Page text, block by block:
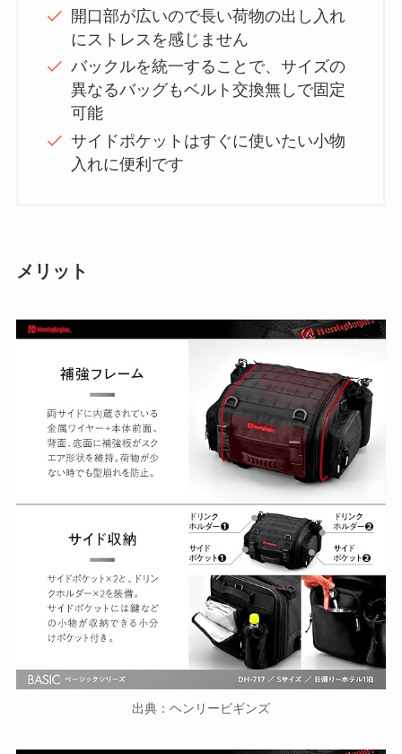
開口部が広いので長い荷物の出し入れ
にストレスを感じません
バックルを統一することで、サイズの
異なるバッグもベルト交換無しで固定
可能
サイドポケットはすぐに使いたい小物
入れに便利です
メリット
出典：ヘンリービギンズ